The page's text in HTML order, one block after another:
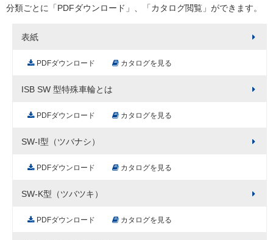
分類ごとに「PDFダウンロード」、「カタログ閲覧」ができます。
表紙
PDFダウンロード カタログを見る
ISB SW 型特殊車輪とは
PDFダウンロード カタログを見る
SW-I型（ツバナシ）
PDFダウンロード カタログを見る
SW-K型（ツバツキ）
PDFダウンロード カタログを見る